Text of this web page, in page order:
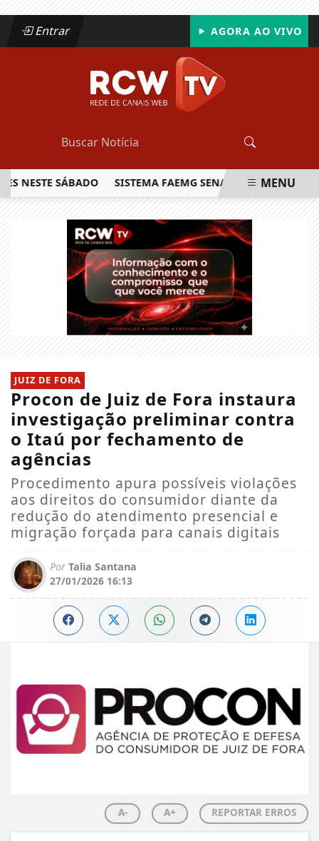
Entrar AGORA AO VIVO
SÁBADO SISTEMA FAEMG SENAR LANÇA O PRIMEIRO
MENU
JUIZ DE FORA
Procon de Juiz de Fora instaura
investigação preliminar contra
o Itaú por fechamento de
agências
Procedimento apura possíveis violações
aos direitos do consumidor diante da
redução do atendimento presencial e
migração forçada para canais digitais
Por Talia Santana
27/01/2026 16:13
A- A+ REPORTAR ERROS